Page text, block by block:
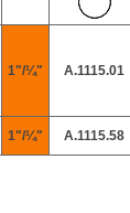
1"/¼" A.1115.01
1"/¼" A.1115.58